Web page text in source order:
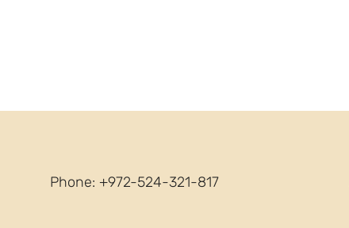
Phone: +972-524-321-817